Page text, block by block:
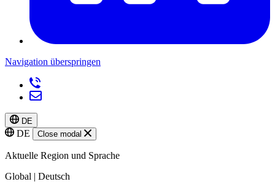
Navigation überspringen
DE
DE Close modal
Aktuelle Region und Sprache
Global | Deutsch